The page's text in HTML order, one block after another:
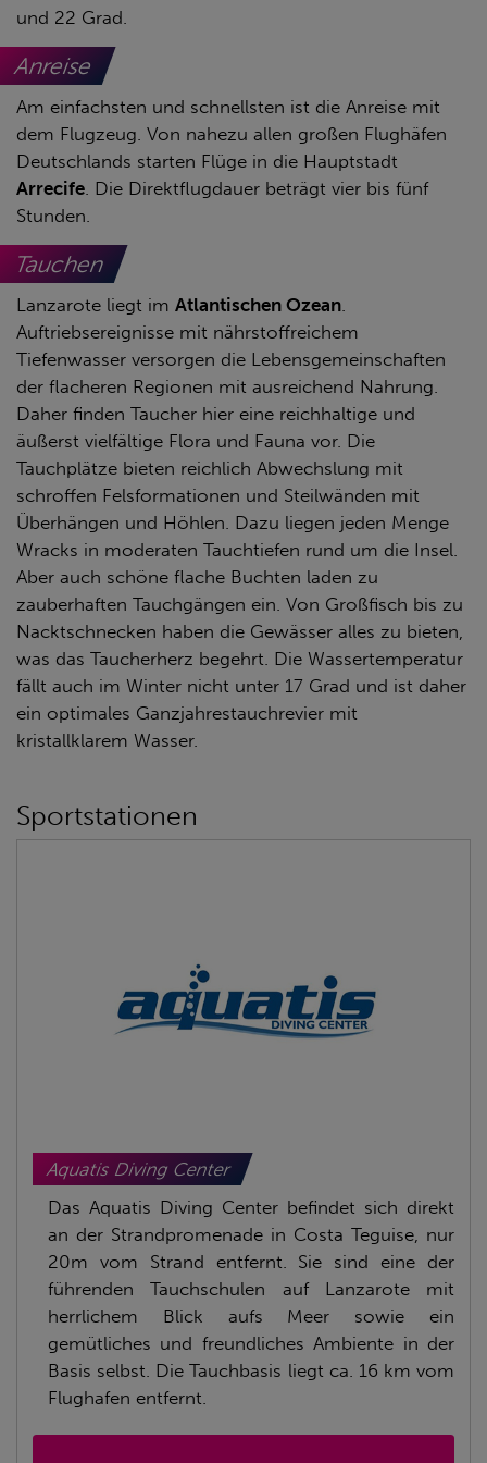
und 22 Grad.
Anreise
Am einfachsten und schnellsten ist die Anreise mit
dem Flugzeug. Von nahezu allen großen Flughäfen
Deutschlands starten Flüge in die Hauptstadt
Arrecife. Die Direktflugdauer beträgt vier bis fünf
Stunden.
Tauchen
Lanzarote liegt im Atlantischen Ozean.
Auftriebsereignisse mit nährstoffreichem
Tiefenwasser versorgen die Lebensgemeinschaften
der flacheren Regionen mit ausreichend Nahrung.
Daher finden Taucher hier eine reichhaltige und
äußerst vielfältige Flora und Fauna vor. Die
Tauchplätze bieten reichlich Abwechslung mit
schroffen Felsformationen und Steilwänden mit
Überhängen und Höhlen. Dazu liegen jeden Menge
Wracks in moderaten Tauchtiefen rund um die Insel.
Aber auch schöne flache Buchten laden zu
zauberhaften Tauchgängen ein. Von Großfisch bis zu
Nacktschnecken haben die Gewässer alles zu bieten,
was das Taucherherz begehrt. Die Wassertemperatur
fällt auch im Winter nicht unter 17 Grad und ist daher
ein optimales Ganzjahrestauchrevier mit
kristallklarem Wasser.
Sportstationen
Aquatis Diving Center
Das Aquatis Diving Center befindet sich direkt
an der Strandpromenade in Costa Teguise, nur
20m vom Strand entfernt. Sie sind eine der
führenden Tauchschulen auf Lanzarote mit
herrlichem Blick aufs Meer sowie ein
gemütliches und freundliches Ambiente in der
Basis selbst. Die Tauchbasis liegt ca. 16 km vom
Flughafen entfernt.